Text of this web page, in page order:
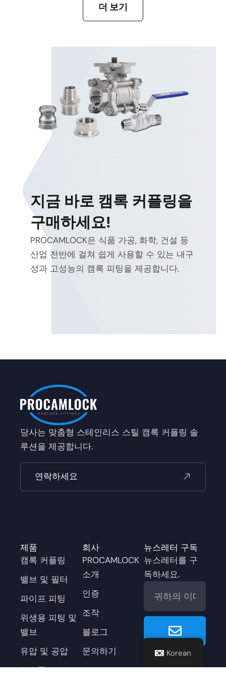
더 보기
지금 바로 캠록 커플링을
구매하세요!
PROCAMLOCK은 식품 가공, 화학, 건설 등
산업 전반에 걸쳐 쉽게 사용할 수 있는 내구
성과 고성능의 캠록 피팅을 제공합니다.
당사는 맞춤형 스테인리스 스틸 캠록 커플링 솔
루션을 제공합니다.
연락하세요
제품
캠록 커플링
밸브 및 필터
파이프 피팅
위생용 피팅 및
밸브
유압 및 공압
부속품
회사
PROCAMLOCK
소개
인증
조작
블로그
문의하기
뉴스레터 구독
뉴스레터를 구
독하세요.
이
보
내
기
페
이
X
-
유
튜
인
스
링
크
Korean